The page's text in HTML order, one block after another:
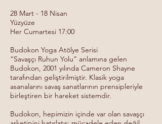
28 Mart - 18 Nisan
Yüzyüze
Her Cumartesi 17:00
Budokon Yoga Atölye Serisi
“Savaşçı Ruhun Yolu” anlamına gelen
Budokon, 2001 yılında Cameron Shayne
tarafından geliştirilmiştir. Klasik yoga
asanalarını savaş sanatlarının prensipleriyle
birleştiren bir hareket sistemdir.
Budokon, hepimizin içinde var olan savaşçı